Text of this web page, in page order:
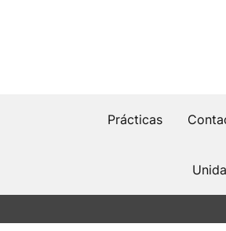
Prácticas